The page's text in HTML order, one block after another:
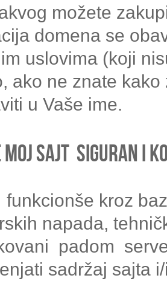
možete
domena se
uslovima (koji
ako ne znate
u Vaše ime.
moj sajt siguran i
kroz
napada,
padom
sadržaj sajta